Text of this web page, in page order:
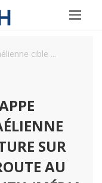
cible ...
SUR
AU